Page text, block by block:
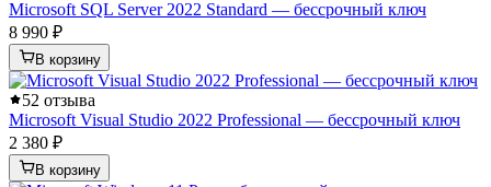
Microsoft SQL Server 2022 Standard — бессрочный ключ
8 990 ₽
В корзину
52 отзыва
Microsoft Visual Studio 2022 Professional — бессрочный ключ
2 380 ₽
В корзину